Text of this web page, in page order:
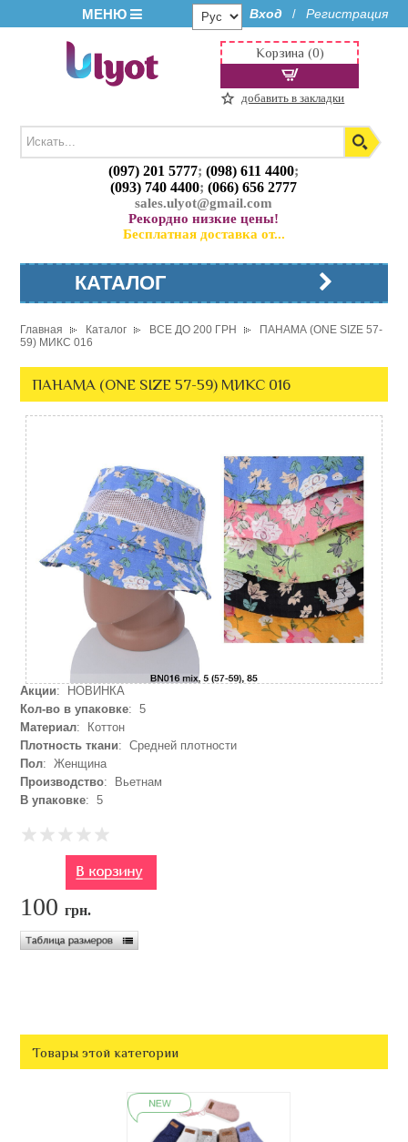
МЕНЮ Вход / Регистрация
(097) 201 5777;(098) 611 4400;
(093) 740 4400;(066) 656 2777
sales.ulyot@gmail.com
Рекордно низкие цены!
Бесплатная доставка от...
Корзина (0)
добавить в закладки
КАТАЛОГ
Главная Каталог ВСЕ ДО 200 ГРН
ПАНАМА (ONE SIZE 57-
59) МИКС 016
ПАНАМА (ONE SIZE 57-59) МИКС 016
Акции: НОВИНКА
Кол-во в упаковке: 5
Материал: Коттон
Плотность ткани: Средней плотности
Пол: Женщина
Производство: Вьетнам
В упаковке: 5
100грн.
Товары этой категории